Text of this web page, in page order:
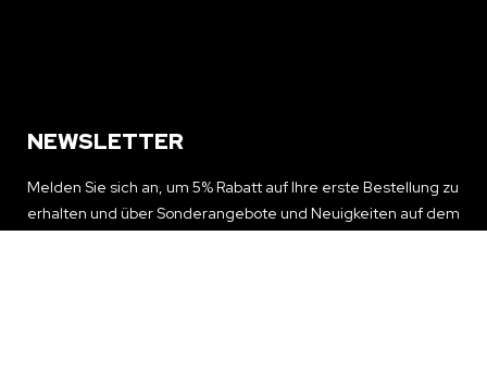
NEWSLETTER
Melden Sie sich an, um 5% Rabatt auf Ihre erste Bestellung zu
erhalten und über Sonderangebote und Neuigkeiten auf dem